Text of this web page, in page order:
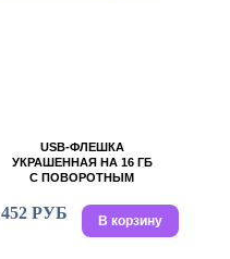
USB-ФЛЕШКА
УКРАШЕННАЯ НА 16 ГБ
С ПОВОРОТНЫМ
452 РУБ В корзину